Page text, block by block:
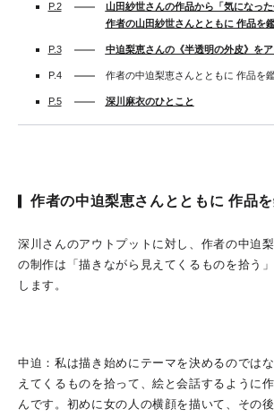
P.2
山田紗世さんの作品から「気になっ
作者の山田紗世さんとともに 作品を
P.3 中迫梨恵さんの《半透明の外皮》を
P.4 作者の中迫梨恵さんとともに 作品を
P.5 深川麻衣のひとこと
作者の中迫梨恵さんとともに 作品
深川さんのアウトプットに対し、作者の中迫
の制作は「描きながら見えてくるものを拾う
します。
中迫：私は描き始めにテーマを決めるのでは
えてくるものを拾って、絵と会話するように
んです。初めに女の人の横顔を描いて、その